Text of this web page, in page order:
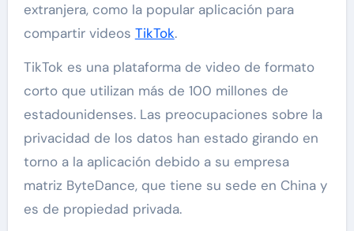
extranjera, como la popular aplicación para
compartir videos TikTok.
TikTok es una plataforma de video de formato
corto que utilizan más de 100 millones de
estadounidenses. Las preocupaciones sobre la
privacidad de los datos han estado girando en
torno a la aplicación debido a su empresa
matriz ByteDance, que tiene su sede en China y
es de propiedad privada.